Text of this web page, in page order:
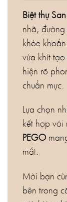
Biệt thự
nhã,
khỏe
vừa khít
hiện rõ
chuẩn mực.
Lựa chọn
kết hợp
PEGO
mắt.
Mời bạn
bên trong